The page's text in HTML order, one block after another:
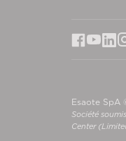
Esaote SpA
Société
Center